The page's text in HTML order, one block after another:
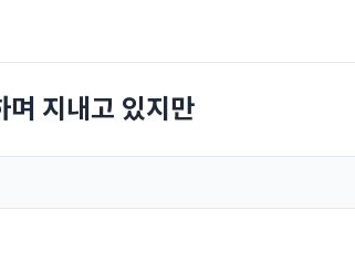
며 지내고 있지만